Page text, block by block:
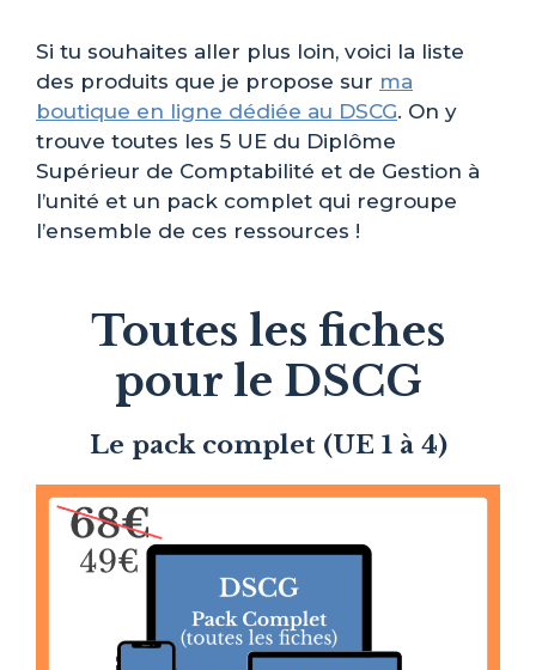
Si tu souhaites aller plus loin, voici la liste
des produits que je propose sur ma
boutique en ligne dédiée au DSCG. On y
trouve toutes les 5 UE du Diplôme
Supérieur de Comptabilité et de Gestion à
l’unité et un pack complet qui regroupe
l’ensemble de ces ressources !
Toutes les fiches
pour le DSCG
Le pack complet (UE 1 à 4)